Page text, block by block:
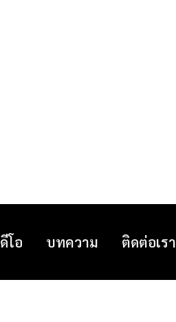
โอ บทความ ติดต่อเรา